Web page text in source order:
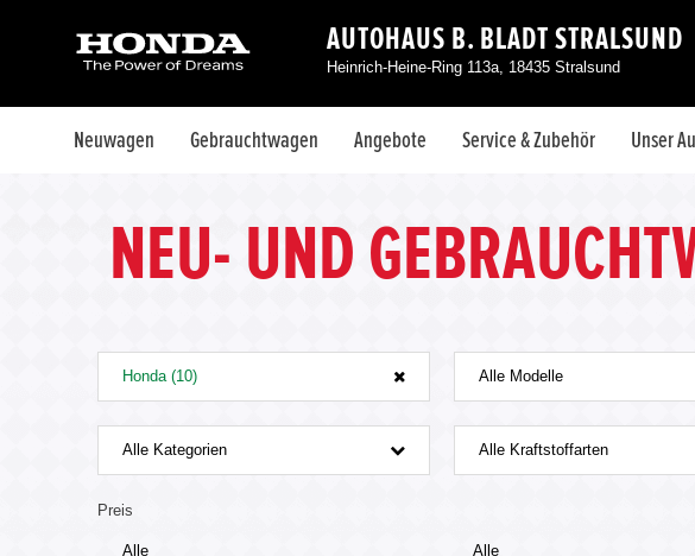
AUTOHAUS B. BLADT STRALSUND
Heinrich-Heine-Ring 113a, 18435 Stralsund
Neuwagen Gebrauchtwagen Angebote Service & Zubehör Unser
NEU- UND
Honda (10) Alle Modelle
Alle Kategorien Alle Kraftstoffarten
Preis